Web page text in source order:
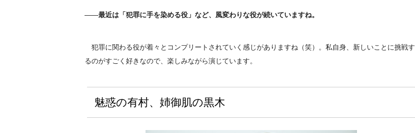
――最近は「犯罪に手を染める役」など、風変わりな役が続いていますね。
犯罪に関わる役が着々とコンプリートされていく感じがありますね（笑）。私自身、新しいことに挑戦す
るのがすごく好きなので、楽しみながら演じています。
魅惑の有村、姉御肌の黒木